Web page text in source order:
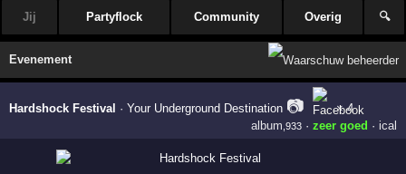
Jij Partyflock Community Overig 🔍
Evenement
Hardshock Festival ·Your Underground Destination 📷
× 4
album ,933· zeer goed · ical